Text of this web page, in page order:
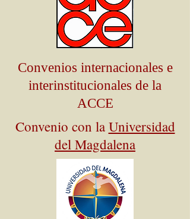
Convenios internacionales e
interinstitucionales de la
ACCE
Convenio con la Universidad
del Magdalena